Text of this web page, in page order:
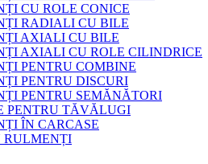
CU ROLE CONICE
RADIALI CU BILE
AXIALI CU BILE
AXIALI CU ROLE CILINDRICE
PENTRU COMBINE
PENTRU DISCURI
PENTRU SEMĂNĂTORI
PENTRU TĂVĂLUGI
ÎN CARCASE
RULMENȚI